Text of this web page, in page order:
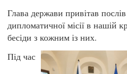
Глава держави привітав
дипломатичної місії в нашій
бесіди з кожним із них.
Під час